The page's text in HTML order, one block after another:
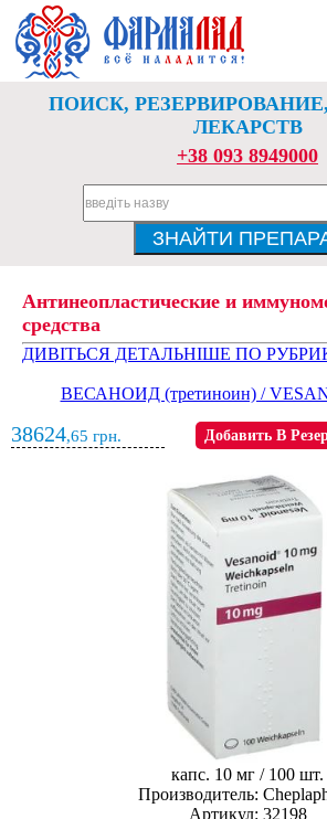
ПОИСК,
ЛЕКАРСТВ
+38 093 8949000
Антинеопластические и
средства
ДИВІТЬСЯ ДЕТАЛЬНІШЕ ПО
ВЕСАНОИД (третиноин) /
38624,65 грн. Добавить В
капс. 10 мг / 100 шт.
Производитель:
Артикул: 32198